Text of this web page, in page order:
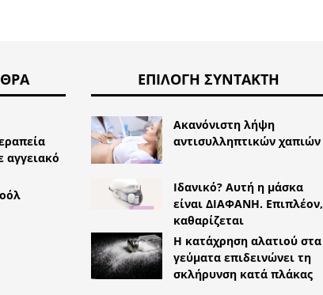
αγγειακό
ΕΠΙΛΟΓΉ ΣΥΝΤΆΚΤΗ
Ακανόνιστη λήψη
αντισυλληπτικών χαπιών
Ιδανικό? Αυτή η μάσκα
είναι ΔΙΑΦΑΝΗ. Επιπλέον,
καθαρίζεται
Η κατάχρηση αλατιού στα
γεύματα επιδεινώνει τη
σκλήρυνση κατά πλάκας